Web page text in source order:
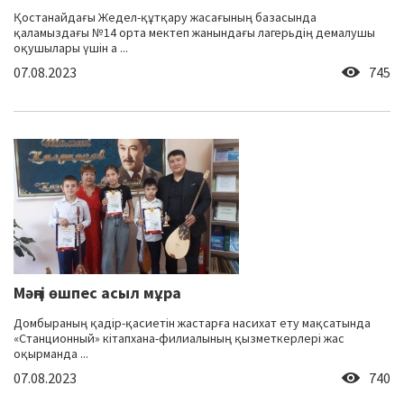
Қостанайдағы Жедел-құтқару жасағының базасында
қаламыздағы №14 орта мектеп жанындағы лагерьдің демалушы
оқушылары үшін а ...
07.08.2023 745
Мәңгі өшпес асыл мұра
Домбыраның қадір-қасиетін жастарға насихат ету мақсатында
«Станционный» кітапхана-филиалының қызметкерлері жас
оқырманда ...
07.08.2023 740